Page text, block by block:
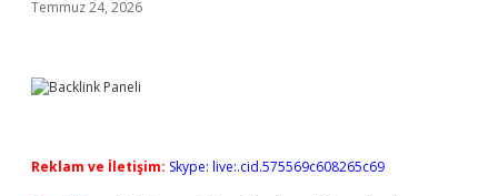
Temmuz 24, 2026
Reklam ve İletişim: Skype: live:.cid.575569c608265c69